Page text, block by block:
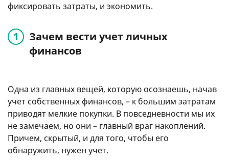
фиксировать затраты, и экономить.
Зачем вести учет личных
финансов
Одна из главных вещей, которую осознаешь, начав
учет собственных финансов, – к большим затратам
приводят мелкие покупки. В повседневности мы их
не замечаем, но они – главный враг накоплений.
Причем, скрытый, и для того, чтобы его
обнаружить, нужен учет.